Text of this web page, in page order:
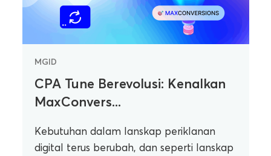
MGID
CPA Tune Berevolusi: Kenalkan
MaxConvers...
Kebutuhan dalam lanskap periklanan
digital terus berubah, dan seperti lanskap